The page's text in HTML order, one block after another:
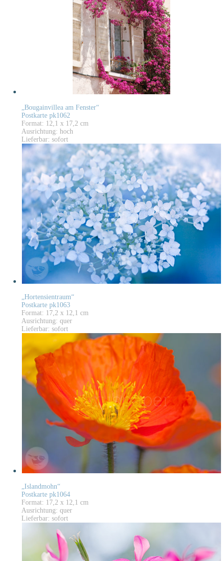
„Bougainvillea am Fenster“
Postkarte pk1062
Format: 12,1 x 17,2 cm
Ausrichtung: hoch
Lieferbar: sofort
„Hortensientraum“
Postkarte pk1063
Format: 17,2 x 12,1 cm
Ausrichtung: quer
Lieferbar: sofort
„Islandmohn“
Postkarte pk1064
Format: 17,2 x 12,1 cm
Ausrichtung: quer
Lieferbar: sofort